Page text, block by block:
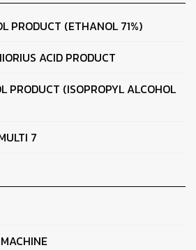
PRODUCT (ETHANOL 71%)
ACID PRODUCT
PRODUCT (ISOPROPYL ALCOHOL
7